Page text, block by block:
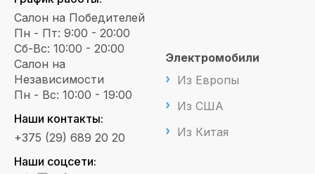
Салон на Победителей
Пн - Пт: 9:00 - 20:00
Сб-Вс: 10:00 - 20:00
Салон на
Независимости
Пн - Вс: 10:00 - 19:00
Наши контакты:
+375 (29) 689 20 20
Наши соцсети:
Электромобили
Из Европы
Из США
Из Китая